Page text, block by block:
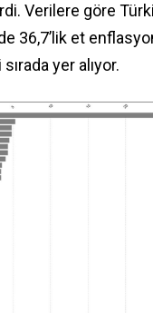
Verilere göre
36,7’lik et
yer alıyor.